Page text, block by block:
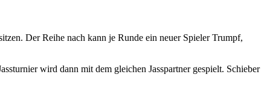
Der Reihe nach kann je Runde ein neuer Spieler Trumpf,
wird dann mit dem gleichen Jasspartner gespielt. Schieber